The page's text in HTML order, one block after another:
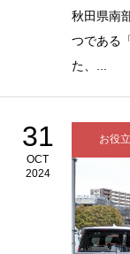
秋田県南
つである
た、...
31
OCT
2024
お役